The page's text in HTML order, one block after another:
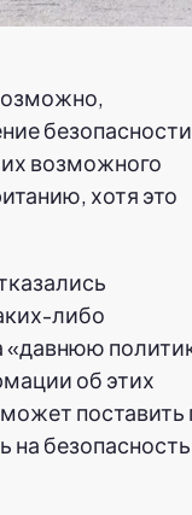
безопасности
возможного
хотя это
либо
«давнюю
об этих
поставить
на безопасность